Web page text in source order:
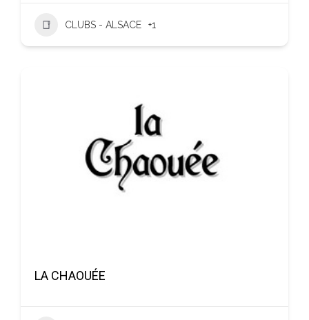
CLUBS - ALSACE +1
LA CHAOUÉE